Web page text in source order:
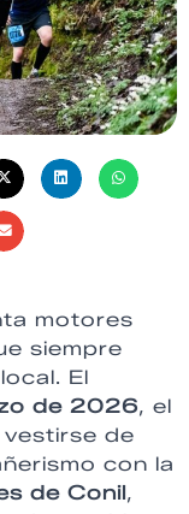
motores
siempre
El
de 2026, el
de
con la
de Conil ,